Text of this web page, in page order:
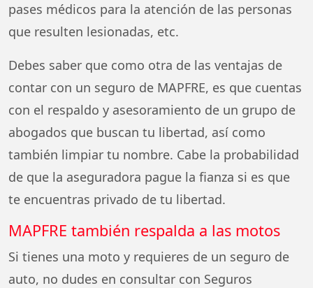
pases médicos para la atención de las personas
que resulten lesionadas, etc.
Debes saber que como otra de las ventajas de
contar con un seguro de MAPFRE, es que cuentas
con el respaldo y asesoramiento de un grupo de
abogados que buscan tu libertad, así como
también limpiar tu nombre. Cabe la probabilidad
de que la aseguradora pague la fianza si es que
te encuentras privado de tu libertad.
MAPFRE también respalda a las motos
Si tienes una moto y requieres de un seguro de
auto, no dudes en consultar con Seguros